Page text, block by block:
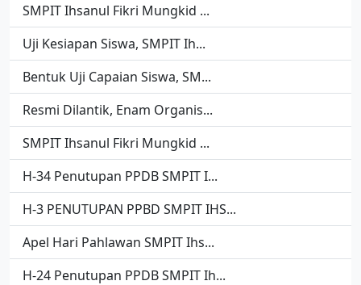
SMPIT Ihsanul Fikri Mungkid ...
Uji Kesiapan Siswa, SMPIT Ih...
Bentuk Uji Capaian Siswa, SM...
Resmi Dilantik, Enam Organis...
SMPIT Ihsanul Fikri Mungkid ...
H-34 Penutupan PPDB SMPIT I...
H-3 PENUTUPAN PPBD SMPIT IHS...
Apel Hari Pahlawan SMPIT Ihs...
H-24 Penutupan PPDB SMPIT Ih...